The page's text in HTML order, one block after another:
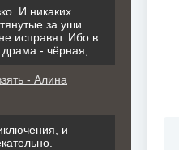
И никаких
за уши
исправят. Ибо в
драма - чёрная,
- Алина
и